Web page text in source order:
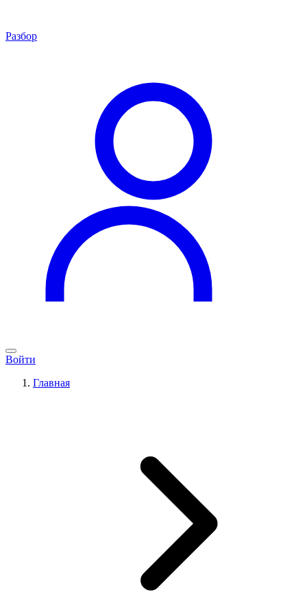
Разбор
Войти
Главная